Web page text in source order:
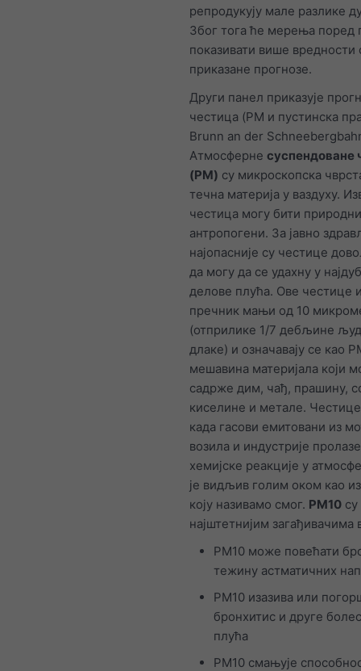
репродукују мале разлике
Због тога ће мерења поред
показивати више вредности
приказане прогнозе.
Други панел приказује
честица (PM и пустинска
Brunn an der
Атмосферне суспендоване
(PM) су микроскопска
течна материја у ваздуху.
честица могу бити
антропогени. За јавно
најопасније су честице
да могу да се удахну у
делове плућа. Ове честице
пречник мањи од 10
(отприлике 1/7 дебљине
длаке) и означавају се као
мешавина материјала који
садрже дим, чађ, прашину,
киселине и метале. Честице
када гасови емитовани из
возила и индустрије
хемијске реакције у
је видљив голим оком као
коју називамо смог. PM10
најштетнијим загађивачима
PM10 може повећати
тежину астматичних
PM10 изазива или
бронхитис и друге
плућа
PM10 смањује